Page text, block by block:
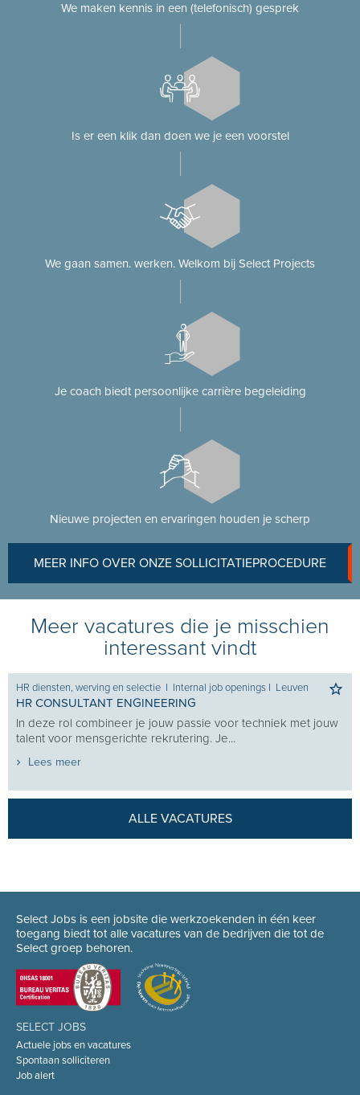
We maken kennis in een (telefonisch) gesprek
Is er een klik dan doen we je een voorstel
We gaan samen. werken. Welkom bij Select Projects
Je coach biedt persoonlijke carrière begeleiding
Nieuwe projecten en ervaringen houden je scherp
MEER INFO OVER ONZE SOLLICITATIEPROCEDURE
Meer vacatures die je misschien
interessant vindt
HR diensten, werving en selectie I Internal job openings I Leuven
HR CONSULTANT ENGINEERING
In deze rol combineer je jouw passie voor techniek met jouw
talent voor mensgerichte rekrutering. Je...
Lees meer
ALLE VACATURES
Select Jobs is een jobsite die werkzoekenden in één keer
toegang biedt tot alle vacatures van de bedrijven die tot de
Select groep behoren.
SELECT JOBS
Actuele jobs en vacatures
Spontaan solliciteren
Job alert